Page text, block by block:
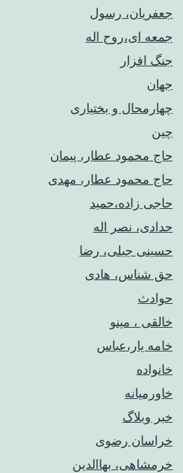
جعفریان، رسول
جمعه ای،روح اله
جنگ افزار
جهان
چهارمحال و بختیاری
چین
حاج محمود عطار، پیمان
حاج محمود عطار، مهدی
حاجی زاده،حمید
حدادی، نصر اله
حسینی جبلی، رضا
حق شناس، هادی
حوادث
خالقی ، مینو
خامه یار،عباس
خانواده
خاورمیانه
خبر وبلاگ
خراسان رضوی
خرمشاهی، بهاالدین